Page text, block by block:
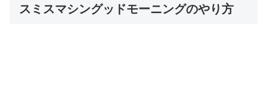
スミスマシングッドモーニングのやり方